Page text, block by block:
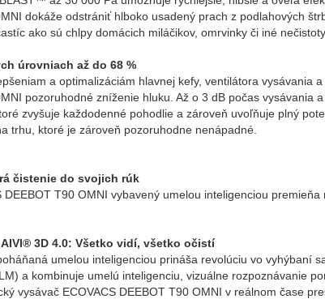
dokáže odstrániť hlboko usadený prach z podlahových
ako sú chlpy domácich miláčikov, omrvinky či iné nečistoty.
úrovniach až do 68 %
a optimalizáciám hlavnej kefy, ventilátora vysávania
pozoruhodné zníženie hluku. Až o 3 dB počas vysávania
zvyšuje každodenné pohodlie a zároveň uvoľňuje plný
trhu, ktoré je zároveň pozoruhodne nenápadné.
čistenie do svojich rúk
DEEBOT T90 OMNI vybavený umelou inteligenciou
3D 4.0: Všetko vidí, všetko očistí
umelou inteligenciou prináša revolúciu vo vyhýbaní
a kombinuje umelú inteligenciu, vizuálne rozpoznávanie
vysávač ECOVACS DEEBOT T90 OMNI v reálnom čase